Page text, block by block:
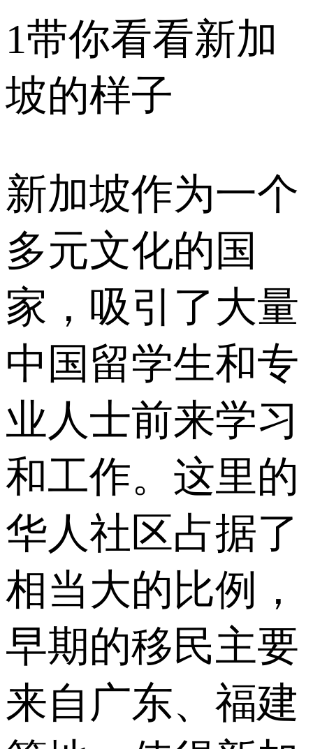
1带你看看新加
坡的样子
新加坡作为一个
多元文化的国
家，吸引了大量
中国留学生和专
业人士前来学习
和工作。这里的
华人社区占据了
相当大的比例，
早期的移民主要
来自广东、福建